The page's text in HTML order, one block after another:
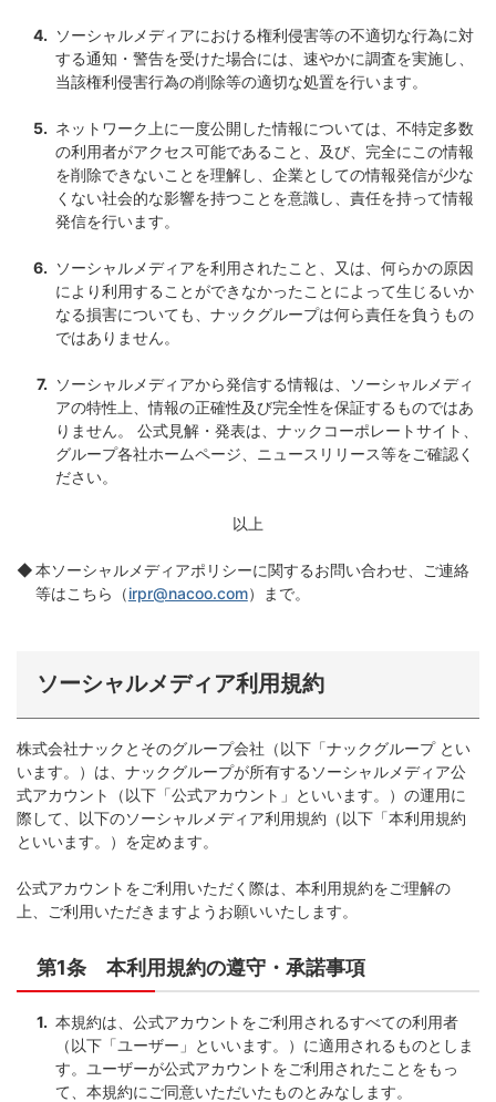
ソーシャルメディアにおける権利侵害等の不適切な行為に対
する通知・警告を受けた場合には、速やかに調査を実施し、
当該権利侵害行為の削除等の適切な処置を行います。
ネットワーク上に一度公開した情報については、不特定多数
の利用者がアクセス可能であること、及び、完全にこの情報
を削除できないことを理解し、企業としての情報発信が少な
くない社会的な影響を持つことを意識し、責任を持って情報
発信を行います。
ソーシャルメディアを利用されたこと、又は、何らかの原因
により利用することができなかったことによって生じるいか
なる損害についても、ナックグループは何ら責任を負うもの
ではありません。
ソーシャルメディアから発信する情報は、ソーシャルメディ
アの特性上、情報の正確性及び完全性を保証するものではあ
りません。 公式見解・発表は、ナックコーポレートサイト、
グループ各社ホームページ、ニュースリリース等をご確認く
ださい。
以上
本ソーシャルメディアポリシーに関するお問い合わせ、ご連絡
等はこちら（irpr@nacoo.com）まで。
ソーシャルメディア利用規約
株式会社ナックとそのグループ会社（以下「ナックグループ とい
います。）は、ナックグループが所有するソーシャルメディア公
式アカウント（以下「公式アカウント」といいます。）の運用に
際して、以下のソーシャルメディア利用規約（以下「本利用規約
といいます。）を定めます。
公式アカウントをご利用いただく際は、本利用規約をご理解の
上、ご利用いただきますようお願いいたします。
第1条 本利用規約の遵守・承諾事項
本規約は、公式アカウントをご利用されるすべての利用者
（以下「ユーザー」といいます。）に適用されるものとしま
す。ユーザーが公式アカウントをご利用されたことをもっ
て、本規約にご同意いただいたものとみなします。